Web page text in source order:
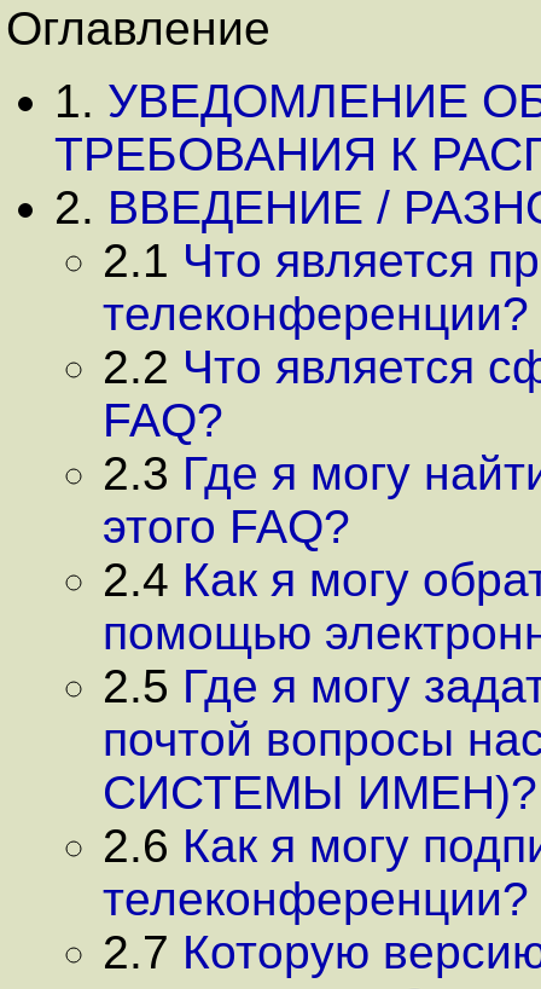
Оглавление
1. УВЕДОМЛЕНИЕ
ТРЕБОВАНИЯ К
2. ВВЕДЕНИЕ /
2.1 Что является
телеконференции?
2.2 Что является
FAQ?
2.3 Где я могу
этого FAQ?
2.4 Как я могу
помощью
2.5 Где я могу
почтой вопросы
СИСТЕМЫ ИМЕН)?
2.6 Как я могу
телеконференции?
2.7 Которую